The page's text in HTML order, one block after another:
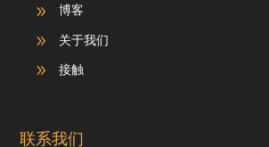
9 博客
9 关于我们
9 接触
联系我们